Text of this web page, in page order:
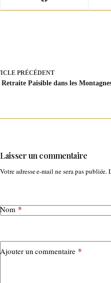
PRÉCÉDENT
Retraite Paisible dans les
Laisser un commentaire
Votre adresse e-mail ne sera pas publiée.
Nom*
Ajouter un commentaire*